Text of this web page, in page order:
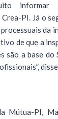
informar
PI. Já o
da
de que a
são a base do
Mútua-PI,